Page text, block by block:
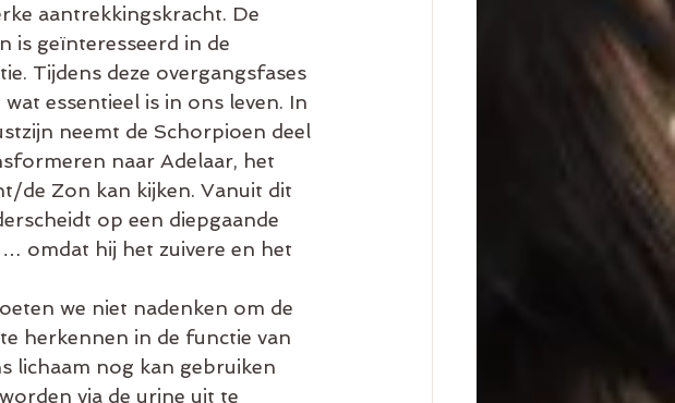
aantrekkingskracht. De
is geïnteresseerd in de
Tijdens deze overgangsfases
essentieel is in ons leven. In
neemt de Schorpioen deel
naar Adelaar, het
de Zon kan kijken. Vanuit dit
op een diepgaande
omdat hij het zuivere en het
we niet nadenken om de
herkennen in de functie van
lichaam nog kan gebruiken
via de urine uit te